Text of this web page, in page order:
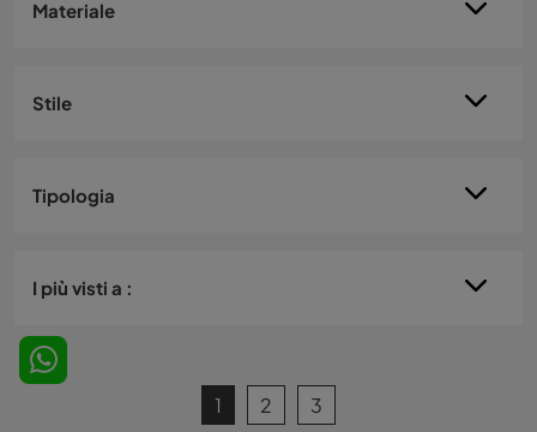
Materiale
Stile
Tipologia
I più visti a :
1 2 3